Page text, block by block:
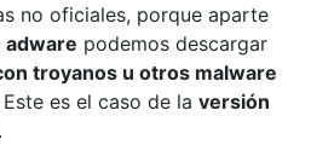
no oficiales, porque aparte
adware podemos descargar
troyanos u otros malware
es el caso de la versión
.